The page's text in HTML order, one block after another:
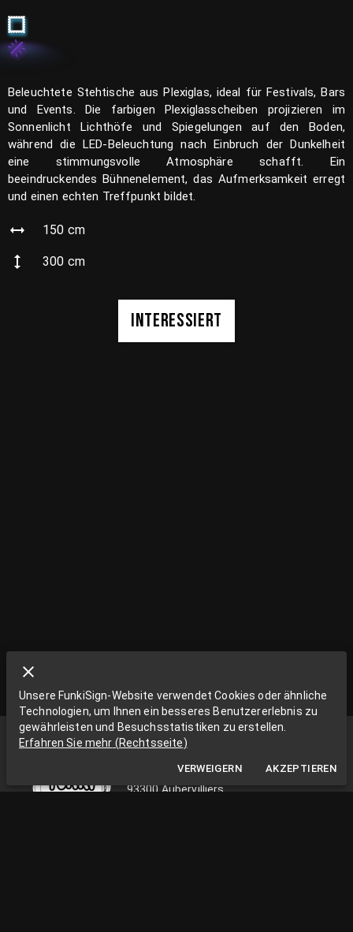
Beleuchtete Stehtische aus Plexiglas, ideal für Festivals, Bars
und Events. Die farbigen Plexiglasscheiben projizieren im
Sonnenlicht Lichthöfe und Spiegelungen auf den Boden,
während die LED-Beleuchtung nach Einbruch der Dunkelheit
eine stimmungsvolle Atmosphäre schafft. Ein
beeindruckendes Bühnenelement, das Aufmerksamkeit erregt
und einen echten Treffpunkt bildet.
150 cm
300 cm
INTERESSIERT
Funki Sign
La Grange aux rêves, 3 bis rue Chapon
93300 Aubervilliers
Unsere FunkiSign-Website verwendet Cookies oder ähnliche
Technologien, um Ihnen ein besseres Benutzererlebnis zu
gewährleisten und Besuchsstatistiken zu erstellen.
Erfahren Sie mehr (Rechtsseite)
VERWEIGERN AKZEPTIEREN